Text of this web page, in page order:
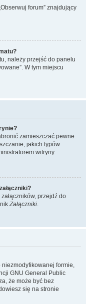
forum” znajdujący
należy przejść do panelu
W tym miejscu
zamieszczać pewne
jakich typów
witryny.
przejdź do
Załączniki.
formie,
GNU General Public
że może być bez
się na stronie